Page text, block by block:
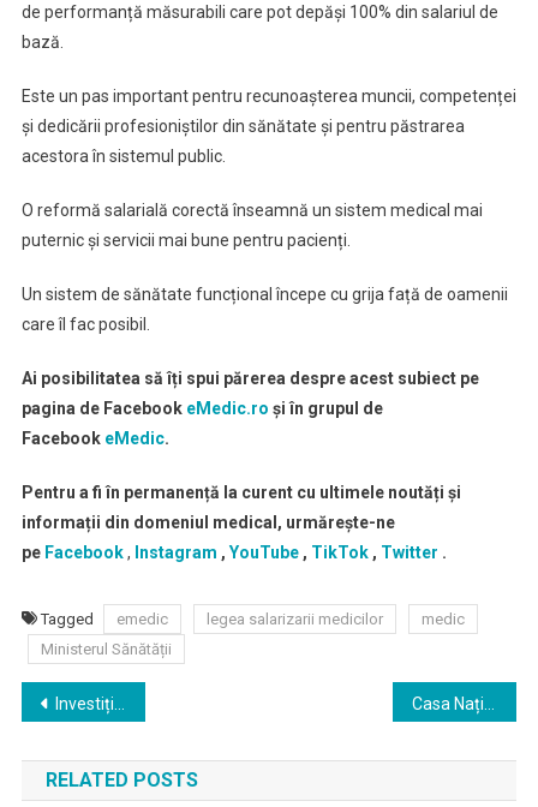
de performanță măsurabili care pot depăși 100% din salariul de
bază.
Este un pas important pentru recunoașterea muncii, competenței
și dedicării profesioniștilor din sănătate și pentru păstrarea
acestora în sistemul public.
O reformă salarială corectă înseamnă un sistem medical mai
puternic și servicii mai bune pentru pacienți.
Un sistem de sănătate funcțional începe cu grija față de oamenii
care îl fac posibil.
Ai posibilitatea să îți spui părerea despre acest subiect pe
pagina de Facebook eMedic.ro și în grupul de
Facebook eMedic.
Pentru a fi în permanență la curent cu ultimele noutăți și
informații din domeniul medical, urmărește-ne
pe Facebook, Instagram , YouTube, TikTok, Twitter .
Tagged emedic legea salarizarii medicilor
medic
Ministerul Sănătății
Navigare
în
articole
Investiții majore în sănătate: Centru Chirurgical Cardiovascular nou si Centru de Arși la Târgu Mureș
RELATED POSTS